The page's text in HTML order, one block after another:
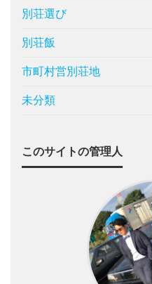
別荘選び
別荘飯
市町村営別荘地
未分類
このサイトの管理人